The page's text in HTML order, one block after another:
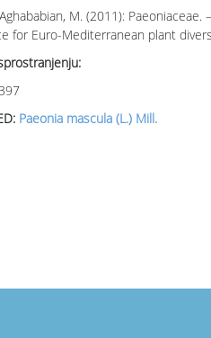
Aghababian, M. (2011):
for Euro-Mediterranean plant
Paeonia mascula (L.) Mill.